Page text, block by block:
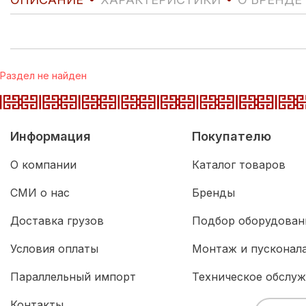
Раздел не найден
Информация
О компании
СМИ о нас
Доставка грузов
Условия оплаты
Параллельный импорт
Покупателю
Каталог товаров
Бренды
Подбор
Монтаж и
Техническое